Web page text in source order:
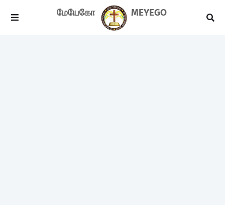
மேயேகோ MEYEGO